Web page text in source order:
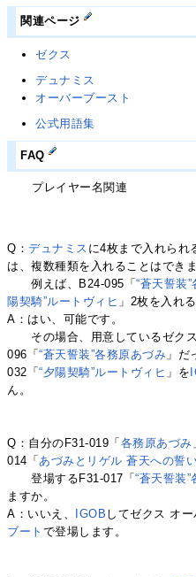
関連ページ
ゼクス
デュナミス
オーバーブースト
公式用語集
FAQ
プレイヤー名関連
Q：デュナミス に4枚まで入れられ
は、複数種類を入れることはできま
例えば、B24-095「“蒼天誓装
陽契騎”ルートヴィヒ 」2枚を入れ
A：はい、可能です。
その場合、用意しているゼクス
096「“蒼天誓装”各務原あづみ 」だ
032「“夕陽契騎”ルートヴィヒ 」を
ん。
Q：自分のF31-019「 各務原あづみ
014「あづみとリゲル 蒼天への誓
登場するF31-017「“蒼天誓装
ますか。
A：いいえ、
IGOB してゼクス オー
ブート で登場します。